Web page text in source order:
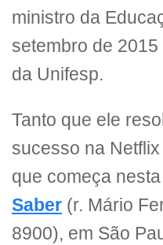
ministro da
setembro de
da Unifesp.
Tanto que ele
sucesso na
que começa
Saber (r. Mário
8900), em São